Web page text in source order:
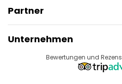
Partner
Anbieter-Anmeldung
Affiliate-Programm
Unternehmen
ReisezieleBewertungen und